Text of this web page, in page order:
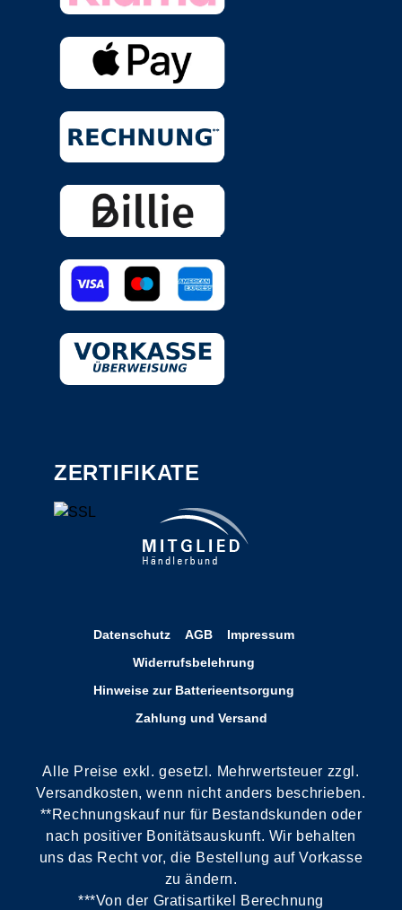
ZERTIFIKATE
Datenschutz AGB
Impressum
Widerrufsbelehrung
Hinweise zur Batterieentsorgung
Zahlung und Versand
Alle Preise exkl. gesetzl. Mehrwertsteuer zzgl.
Versandkosten, wenn nicht anders beschrieben.
**Rechnungskauf nur für Bestandskunden oder
nach positiver Bonitätsauskunft. Wir behalten
uns das Recht vor, die Bestellung auf Vorkasse
zu ändern.
***Von der Gratisartikel Berechnung